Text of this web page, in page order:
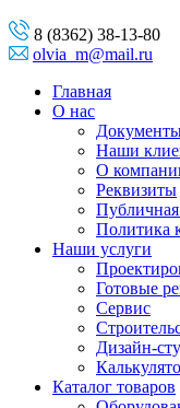
8 (8362) 38-13-80
olvia_m@mail.ru
Главная
О нас
Наши
О
Реквизиты
Публичная
Политика
Наши услуги
Готовые
Сервис
Дизайн-
Каталог товаров